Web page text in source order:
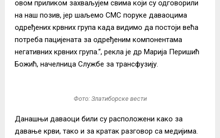
овом приликом захваљујем свима који су одговорили
на наш позив, јер шаљемо СМС поруке даваоцима
одређених крвних група када видимо да постоји већа
потреба пацијената за одређеним компонентама
негативних крвних група.“, рекла је др Марија Перишић
Божић, начелница Службе за трансфузију.
Фото: Златиборске вести
Данашњи даваоци били су расположени како за
давање крви, тако и за кратак разговор са медијима.